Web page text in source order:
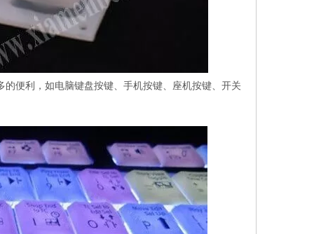
便利，如电脑键盘按键、手机按键、座机按键、开关